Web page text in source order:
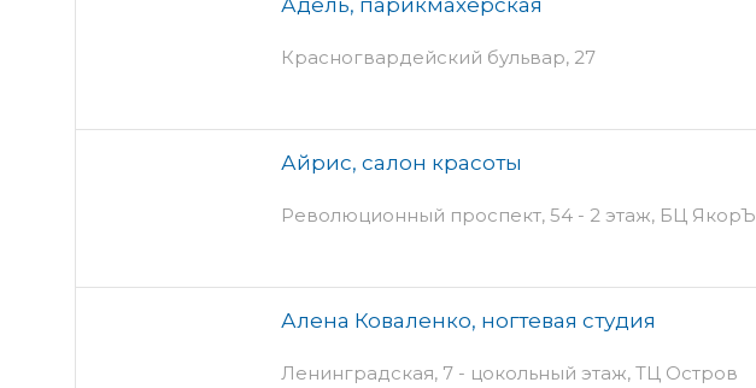
Красногвардейский бульвар, 27
Айрис, салон красоты
Революционный проспект, 54 - 2 этаж, БЦ ЯкорЪ
Алена Коваленко, ногтевая студия
Ленинградская, 7 - цокольный этаж, ТЦ Остров